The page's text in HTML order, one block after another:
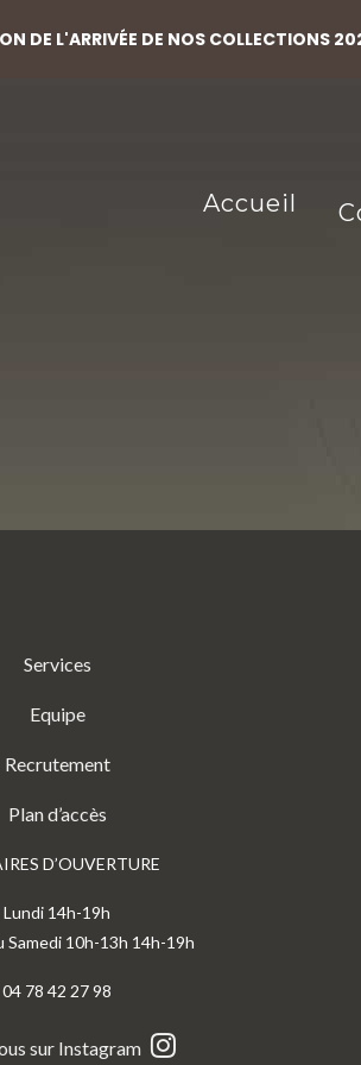
Accueil
Services
Equipe
Recrutement
Plan d’accès
D’OUVERTURE
Lundi 14h-19h
Samedi 10h-13h 14h-19h
04 78 42 27 98
sur Instagram
DE L'ARRIVÉE DE NOS COLLECTIONS